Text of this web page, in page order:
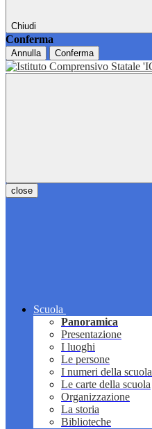
Chiudi
Conferma
Annulla Conferma
close
Scuola
Panoramica
Presentazione
I luoghi
Le persone
I numeri della scuola
Le carte della scuola
Organizzazione
La storia
Biblioteche